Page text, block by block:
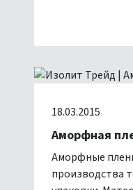
18.03.2015
Аморфная
Аморфные
производства